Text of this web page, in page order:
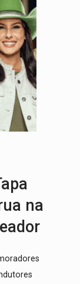
podem começar com pouco dinheiro e
continental e posição
para quem quer
de rã em florestas
Veja como consultar o
não tem prazo, mas exige
na